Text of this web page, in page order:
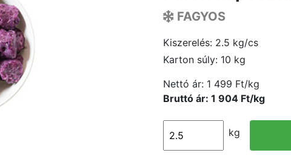
FAGYOS
Kiszerelés: 2.5 kg/cs
Karton súly: 10 kg
Nettó ár: 1 499 Ft/kg
Bruttó ár: 1 904 Ft/kg
kg